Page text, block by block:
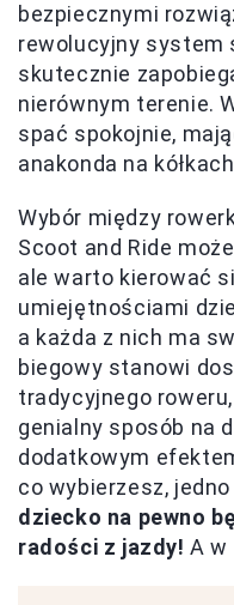
bezpiecznymi
rewolucyjny system
skutecznie
nierównym terenie.
spać spokojnie,
anakonda na
Wybór między
Scoot and Ride
ale warto kierować
umiejętnościami
a każda z nich ma
biegowy stanowi
tradycyjnego
genialny sposób na
dodatkowym
co wybierzesz,
dziecko na pewno
radości z jazdy! A w